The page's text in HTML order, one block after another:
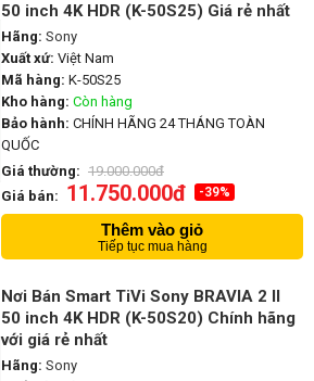
50 inch 4K HDR (K-50S25) Giá rẻ nhất
Hãng: Sony
Xuất xứ: Việt Nam
Mã hàng: K-50S25
Kho hàng: Còn hàng
Bảo hành: CHÍNH HÃNG 24 THÁNG TOÀN
QUỐC
Giá thường: 19.000.000đ
Giá bán: 11.750.000đ -39%
Thêm vào giỏ
Tiếp tục mua hàng
Nơi Bán Smart TiVi Sony BRAVIA 2 II
50 inch 4K HDR (K-50S20) Chính hãng
với giá rẻ nhất
Hãng: Sony